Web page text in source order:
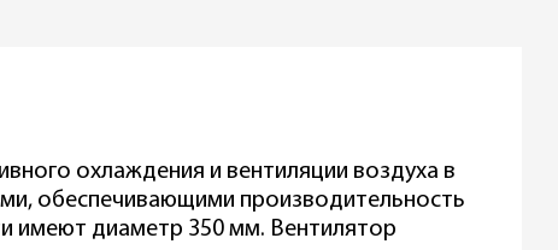
охлаждения и вентиляции воздуха в
обеспечивающими производительность
имеют диаметр 350 мм. Вентилятор